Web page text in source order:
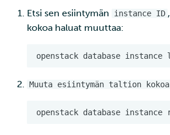
Etsi sen esiintymän instance ID
kokoa haluat muuttaa:
openstack database instance
Muuta esiintymän taltion kokoa
openstack database instance